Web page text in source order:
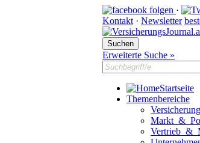
·
Kontakt · Newsletter
Erweiterte Suche »
Startseite
Themenbereiche
Markt &
Vertrieb &